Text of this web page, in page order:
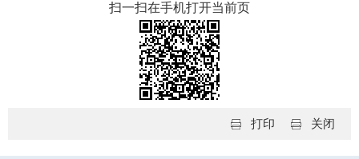
扫一扫在手机打开当前页
关闭
打印